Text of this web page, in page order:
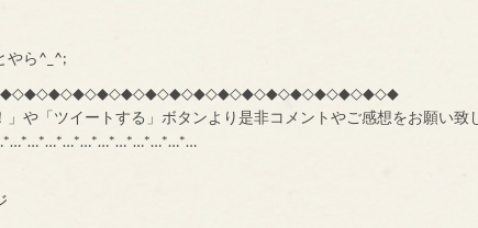
やら^_^;
や「ツイートする」ボタンより是非コメントやご感想をお願い致